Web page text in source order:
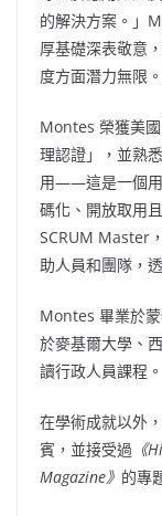
的解決方案。」
厚基礎深表敬意
度方面潛力無限。
Montes 榮獲美
理認證」，並熟
用——這是一個用
碼化、開放取用
SCRUM Master
助人員和團隊，
Montes 畢業於
於麥基爾大學、
讀行政人員課程。
在學術成就以外
賓，並接受過 《
Magazine》 的專